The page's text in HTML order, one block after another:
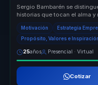
Sergio Bambarén se
historias que tocan el alma
único combina la ...
Motivación Estrategia
Propósito, Valores e
25años Presencial · Virtual
Cotizar